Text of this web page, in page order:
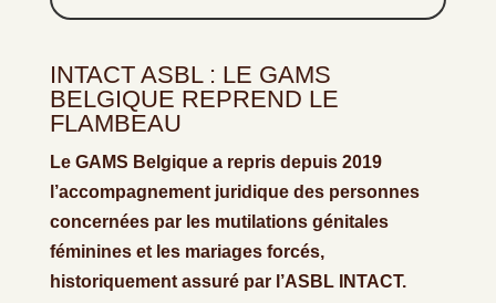
INTACT ASBL : LE GAMS
BELGIQUE REPREND LE
FLAMBEAU
Le GAMS Belgique a repris depuis 2019
l’accompagnement juridique des personnes
concernées par les mutilations génitales
féminines et les mariages forcés,
historiquement assuré par l’ASBL INTACT.